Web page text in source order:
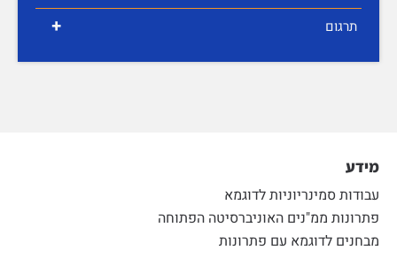
+ תרגום
מידע
עבודות סמינריוניות לדוגמא
פתרונות ממ"נים האוניברסיטה הפתוחה
מבחנים לדוגמא עם פתרונות